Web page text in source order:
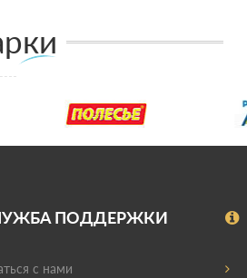
ПОДДЕРЖКИ
с нами